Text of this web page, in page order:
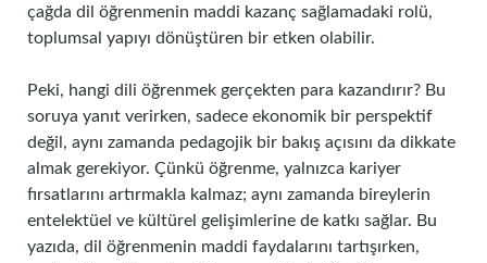
çağda dil öğrenmenin maddi kazanç sağlamadaki rolü,
toplumsal yapıyı dönüştüren bir etken olabilir.
Peki, hangi dili öğrenmek gerçekten para kazandırır? Bu
soruya yanıt verirken, sadece ekonomik bir perspektif
değil, aynı zamanda pedagojik bir bakış açısını da dikkate
almak gerekiyor. Çünkü öğrenme, yalnızca kariyer
fırsatlarını artırmakla kalmaz; aynı zamanda bireylerin
entelektüel ve kültürel gelişimlerine de katkı sağlar. Bu
yazıda, dil öğrenmenin maddi faydalarını tartışırken,